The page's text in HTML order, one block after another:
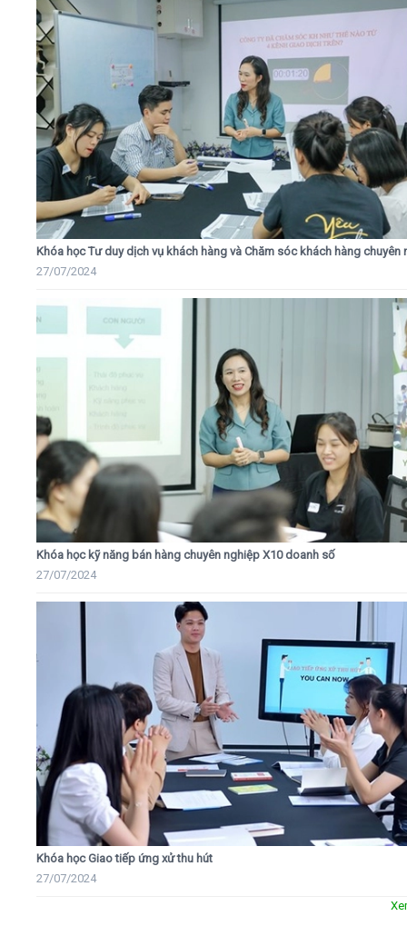
Khóa học Tư duy dịch vụ khách hàng và Chăm sóc khách hàng chuyên
27/07/2024
Khóa học kỹ năng bán hàng chuyên nghiệp X10 doanh số
27/07/2024
Khóa học Giao tiếp ứng xử thu hút
27/07/2024